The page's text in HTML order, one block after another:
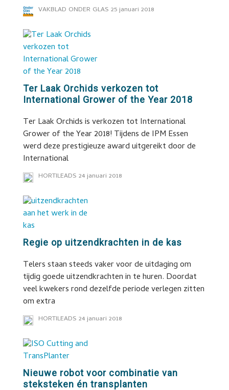
VAKBLAD ONDER GLAS 25 januari 2018
Ter Laak Orchids verkozen tot
International Grower of the Year 2018
Ter Laak Orchids is verkozen tot International
Grower of the Year 2018! Tijdens de IPM Essen
werd deze prestigieuze award uitgereikt door de
International
HORTILEADS 24 januari 2018
Regie op uitzendkrachten in de kas
Telers staan steeds vaker voor de uitdaging om
tijdig goede uitzendkrachten in te huren. Doordat
veel kwekers rond dezelfde periode verlegen zitten
om extra
HORTILEADS 24 januari 2018
Nieuwe robot voor combinatie van
steksteken én transplanten